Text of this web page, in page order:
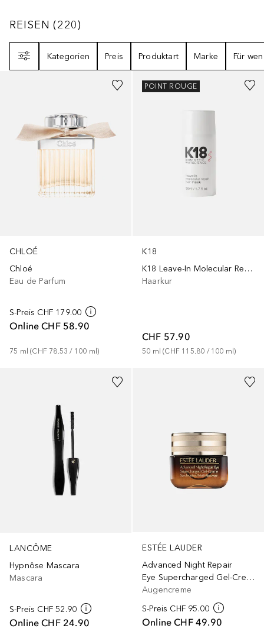
REISEN220
REISEN (220)
Kategorien
Preis Produktart Marke Für wen
CHLOÉ
Chloé
Eau de Parfum
S-Preis CHF 179.00
Online CHF 58.90
75 ml (CHF 78.53 / 100 ml)
K18
K18 Leave-In Molecular Repair Hair Mask 50 ml
Haarkur
CHF 57.90
50 ml (CHF 115.80 / 100 ml)
POINT ROUGE
LANCÔME
Hypnôse Mascara
Mascara
S-Preis CHF 52.90
Online CHF 24.90
ESTÉE LAUDER
Advanced Night Repair
Eye Supercharged Gel-Creme Synchronized Multi-Recovery
Augencreme
S-Preis CHF 95.00
Online CHF 49.90